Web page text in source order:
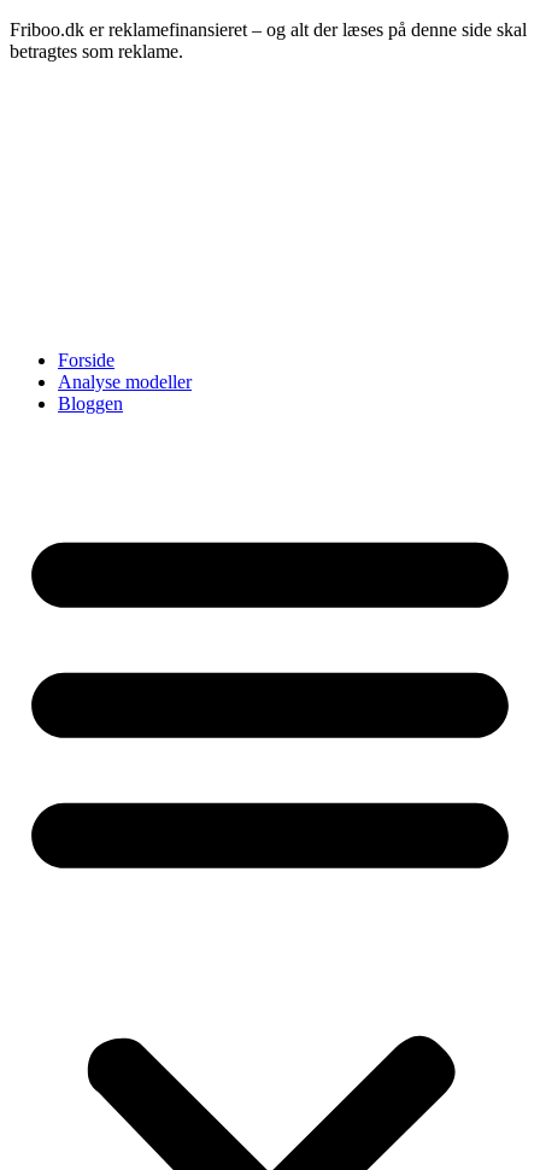
Friboo.dk er reklamefinansieret – og alt der læses på denne side skal
betragtes som reklame.
Forside
Analyse modeller
Bloggen